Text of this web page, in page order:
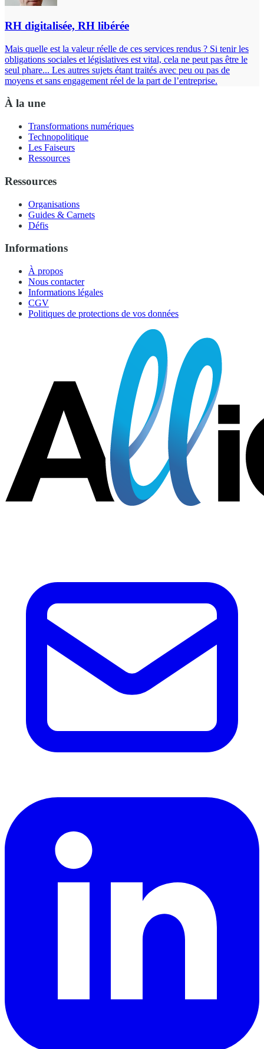
RH digitalisée, RH libérée
Mais quelle est la valeur réelle de ces services rendus ? Si tenir les
obligations sociales et législatives est vital, cela ne peut pas être le
seul phare... Les autres sujets étant traités avec peu ou pas de
moyens et sans engagement réel de la part de l’entreprise.
À la une
Transformations numériques
Technopolitique
Les Faiseurs
Ressources
Ressources
Organisations
Guides & Carnets
Défis
Informations
À propos
Nous contacter
Informations légales
CGV
Politiques de protections de vos données